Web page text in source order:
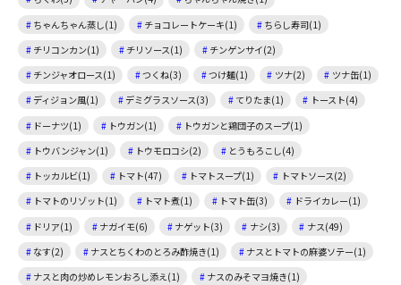
ちゃんちゃん蒸し(1)
チョコレートケーキ(1)
ちらし寿司(1)
チリコンカン(1)
チリソース(1)
チンゲンサイ(2)
チンジャオロース(1)
つくね(3) つけ麺(1) ツナ(2)
ツナ缶(1)
ディジョン風(1)
デミグラスソース(3) てりたま(1)
トースト(4)
ドーナツ(1)
トウガン(1)
トウガンと鶏団子のスープ(1)
トウバンジャン(1)
トウモロコシ(2)
とうもろこし(4)
トッカルビ(1)
トマト(47) トマトスープ(1)
トマトソース(2)
トマトのリゾット(1)
トマト煮(1) トマト缶(3)
ドライカレー(1)
ドリア(1)
ナガイモ(6) ナゲット(3) ナシ(3)
ナス(49)
なす(2)
ナスとちくわのとろみ酢焼き(1)
ナスとトマトの麻婆ソテー(1)
ナスと肉の炒めレモンおろし添え(1)
ナスのみそマヨ焼き(1)